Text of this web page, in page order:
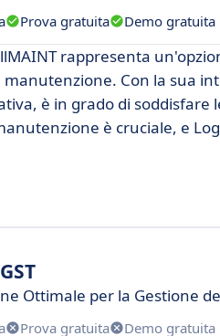
Prova gratuita Demo gratuita
rappresenta
manutenzione. Con la sua
è in grado di soddisfare
è cruciale, e
Ottimale per la Gestione
Prova gratuita Demo gratuita